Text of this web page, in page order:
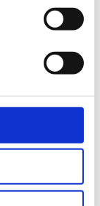
och
dig.